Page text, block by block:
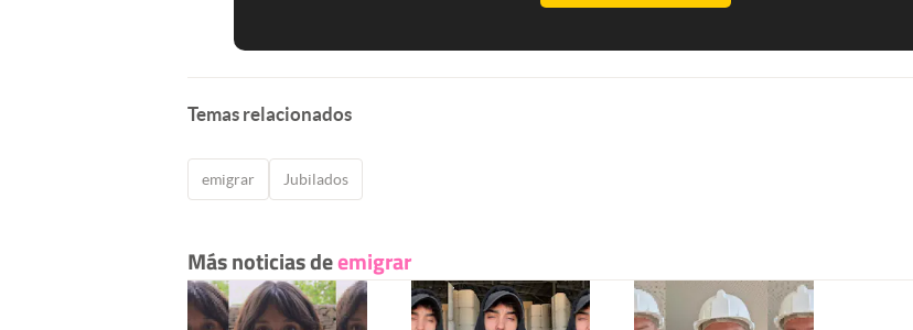
Temas relacionados
emigrar Jubilados
Más noticias deemigrar